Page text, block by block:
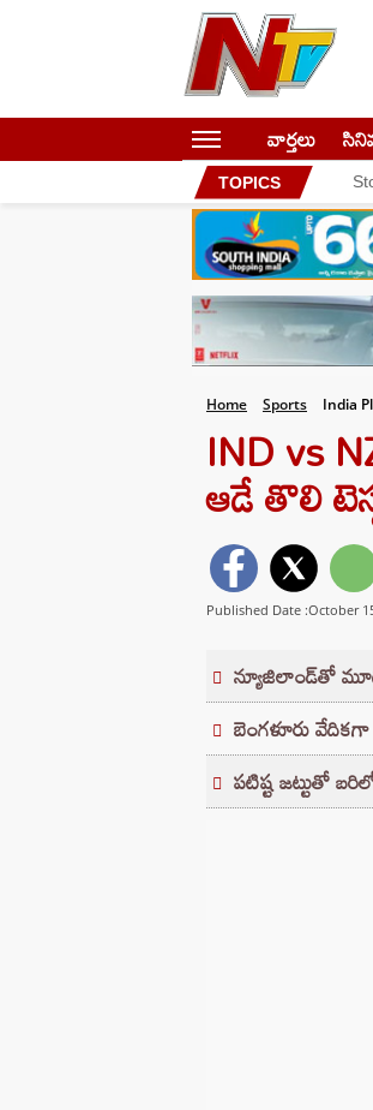
వార్తలు
TOPICS
Home Sports India
IND vs
ఆడే తొలి
Published Date :October
న్యూజిలాండ్‌తో
బెంగళూరు
పటిష్ట జట్టుతో